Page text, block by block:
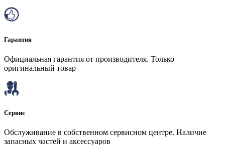
Гарантия
Официальная гарантия от производителя. Только
оригинальный товар
Сервис
Обслуживание в собственном сервисном центре. Наличие
запасных частей и аксессуаров